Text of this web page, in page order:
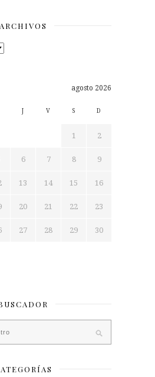
ARCHIVOS
agosto 2026
J V S D
1 2
6 7 8 9
13 14 15 16
20 21 22 23
27 28 29 30